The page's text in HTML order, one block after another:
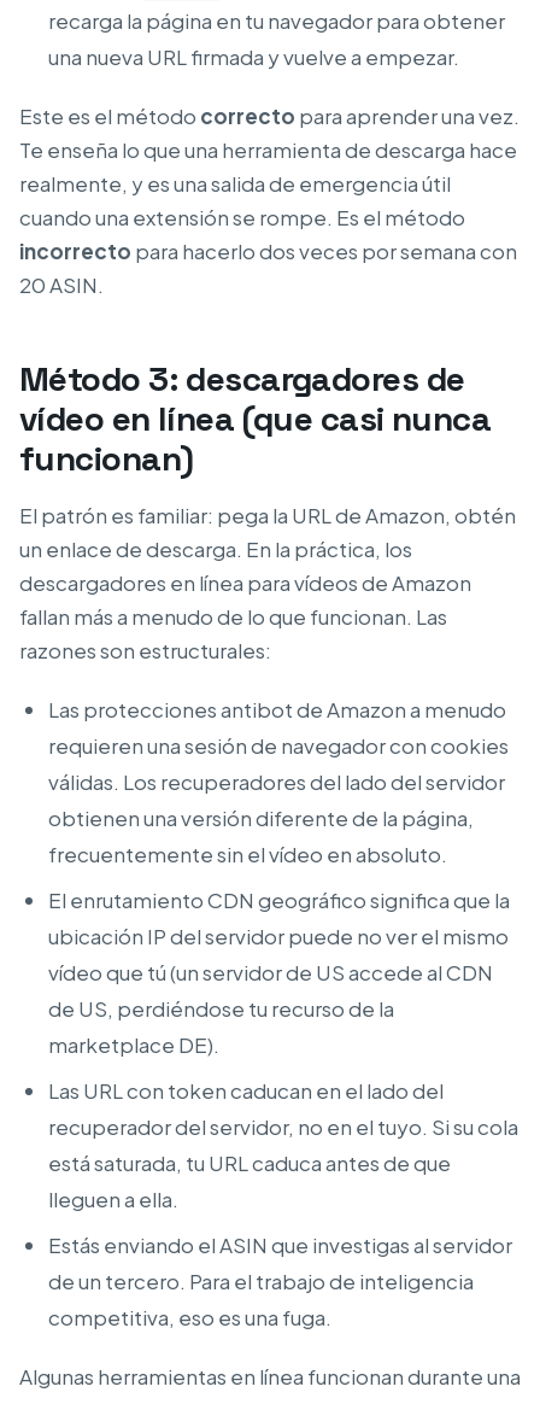
recarga la página en tu navegador para obtener
una nueva URL firmada y vuelve a empezar.
Este es el método correcto para aprender una vez.
Te enseña lo que una herramienta de descarga hace
realmente, y es una salida de emergencia útil
cuando una extensión se rompe. Es el método
incorrecto para hacerlo dos veces por semana con
20 ASIN.
Método 3: descargadores de
vídeo en línea (que casi nunca
funcionan)
El patrón es familiar: pega la URL de Amazon, obtén
un enlace de descarga. En la práctica, los
descargadores en línea para vídeos de Amazon
fallan más a menudo de lo que funcionan. Las
razones son estructurales:
Las protecciones antibot de Amazon a menudo
requieren una sesión de navegador con cookies
válidas. Los recuperadores del lado del servidor
obtienen una versión diferente de la página,
frecuentemente sin el vídeo en absoluto.
El enrutamiento CDN geográfico significa que la
ubicación IP del servidor puede no ver el mismo
vídeo que tú (un servidor de US accede al CDN
de US, perdiéndose tu recurso de la
marketplace DE).
Las URL con token caducan en el lado del
recuperador del servidor, no en el tuyo. Si su cola
está saturada, tu URL caduca antes de que
lleguen a ella.
Estás enviando el ASIN que investigas al servidor
de un tercero. Para el trabajo de inteligencia
competitiva, eso es una fuga.
Algunas herramientas en línea funcionan durante una